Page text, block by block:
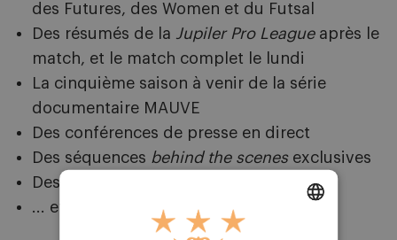
des Futures, des Women et du Futsal
Des résumés de la Jupiler Pro Leagueaprès le
match, et le match complet le lundi
La cinquième saison à venir de la série
documentaire MAUVE
Des conférences de presse en direct
Des séquences behind the scenesexclusives
Des vidéos rétro
... et bien plus encore